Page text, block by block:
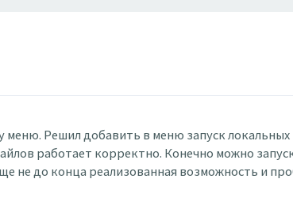
Решил добавить в меню запуск
работает корректно. Конечно можно
не до конца реализованная возможность и